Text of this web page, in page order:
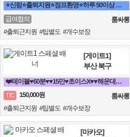
⭐신림⭐출퇴지원⭐점프환영⭐하루 50이상 급전 가능
급여협의
룸싸롱
#출퇴근지원 #팁별도 #개수보장
[게이트1]
부산 북구
❤️테이블♥60분♥♥15만♥초이스X♥♥해운대서면연산동동래하단온천장룸빠룸싸롱❤️
T/C
150,000원
룸싸롱
#출퇴근지원 #팁별도 #개수보장
[마카오]